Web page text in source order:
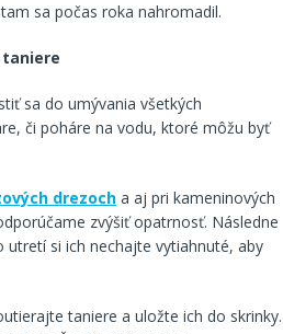
sa počas roka nahromadil.
sa do umývania všetkých
či poháre na vodu, ktoré môžu byť
drezoch a aj pri kameninových
zvýšiť opatrnosť. Následne
si ich nechajte vytiahnuté, aby
taniere a uložte ich do skrinky.